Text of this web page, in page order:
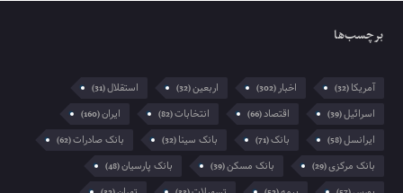
برچسب‌ها
آمریکا(32) اخبار(302) اربعین(32) استقلال(31)
اسرائیل(39) اقتصاد(66) انتخابات(82) ایران(160)
ایرانسل(58) بانک(71) بانک سینا(32) بانک صادرات(62)
بانک مرکزی(29) بانک مسکن(39) بانک پارسیان(48)